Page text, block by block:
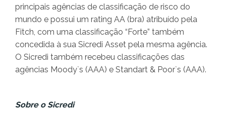
principais agências de classificação de risco do
mundo e possui um rating AA (bra) atribuído pela
Fitch, com uma classificação “Forte” também
concedida à sua Sicredi Asset pela mesma agência.
O Sicredi também recebeu classificações das
agências Moody`s (AAA) e Standart & Poor`s (AAA).
Sobre o Sicredi